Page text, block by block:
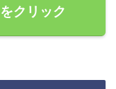
クリック